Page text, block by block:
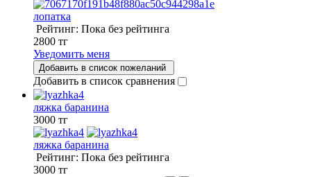
лопатка
Рейтинг: Пока без рейтинга
2800 тг
Уведомить меня
Добавить в список пожеланий
Добавить в список сравнения
ляжка баранина
3000 тг
ляжка баранина
Рейтинг: Пока без рейтинга
3000 тг